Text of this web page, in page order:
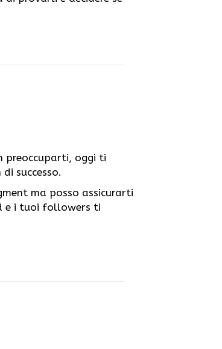
preoccuparti, oggi ti
successo.
ma posso assicurarti
e i tuoi followers ti